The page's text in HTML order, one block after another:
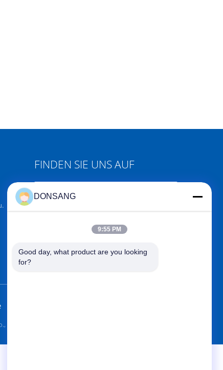
FINDEN SIE UNS AUF
All Rights Reserved.
DONSANG
9:55 PM
Good day, what product are you looking
for?